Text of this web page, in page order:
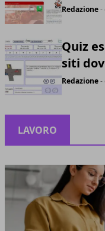
Redazione-
Quiz
siti
Redazione-
LAVORO